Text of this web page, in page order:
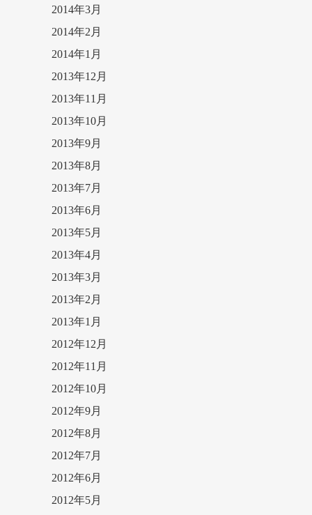
2014年3月
2014年2月
2014年1月
2013年12月
2013年11月
2013年10月
2013年9月
2013年8月
2013年7月
2013年6月
2013年5月
2013年4月
2013年3月
2013年2月
2013年1月
2012年12月
2012年11月
2012年10月
2012年9月
2012年8月
2012年7月
2012年6月
2012年5月